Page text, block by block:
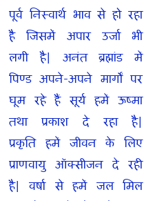
पूर्व निस्वार्थ भाव से हो रहा
है जिसमें अपार उर्जा भी
लगी है| अनंत ब्रह्मांड में
पिण्ड अपने-अपने मार्गों पर
घूम रहे हैं सूर्य हमें ऊष्मा
तथा प्रकाश दे रहा है|
प्रकृति हमें जीवन के लिए
प्राणवायु ऑक्सीजन दे रही
है| वर्षा से हमें जल मिल